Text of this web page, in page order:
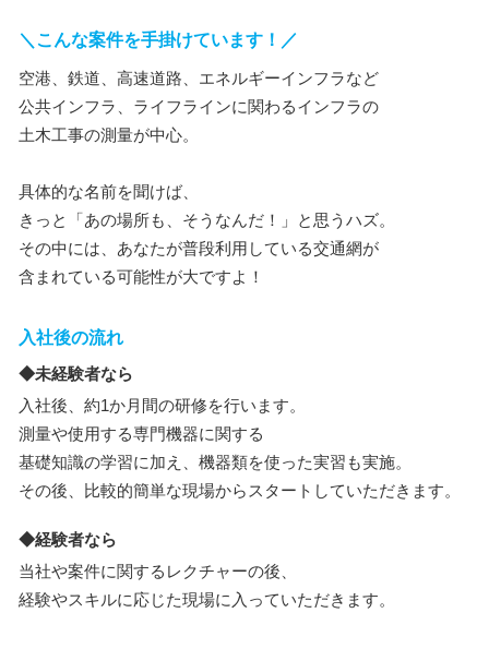
＼こんな案件を手掛けています！／
空港、鉄道、高速道路、エネルギーインフラなど
公共インフラ、ライフラインに関わるインフラの
土木工事の測量が中心。
具体的な名前を聞けば、
きっと「あの場所も、そうなんだ！」と思うハズ。
その中には、あなたが普段利用している交通網が
含まれている可能性が大ですよ！
入社後の流れ
◆未経験者なら
入社後、約1か月間の研修を行います。
測量や使用する専門機器に関する
基礎知識の学習に加え、機器類を使った実習も実施。
その後、比較的簡単な現場からスタートしていただきます。
◆経験者なら
当社や案件に関するレクチャーの後、
経験やスキルに応じた現場に入っていただきます。